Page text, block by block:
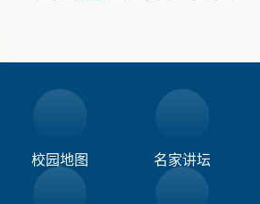
校园地图 名家讲坛